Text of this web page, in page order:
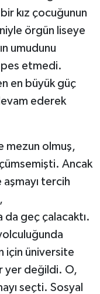
bir kız çocuğunun
örgün liseye
umudunu
etmedi.
en büyük güç
ederek
mezun olmuş,
Ancak
tercih
da geç çalacaktı.
için üniversite
yer değildi. O,
seçti. Sosyal